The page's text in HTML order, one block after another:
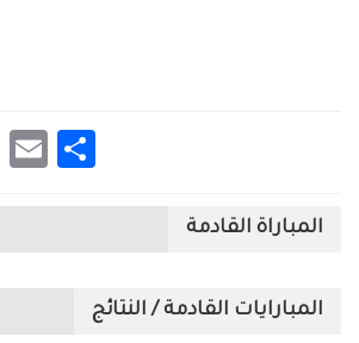
Mastodon
Email
المباراة القادمة
المبارايات القادمة / النتائج